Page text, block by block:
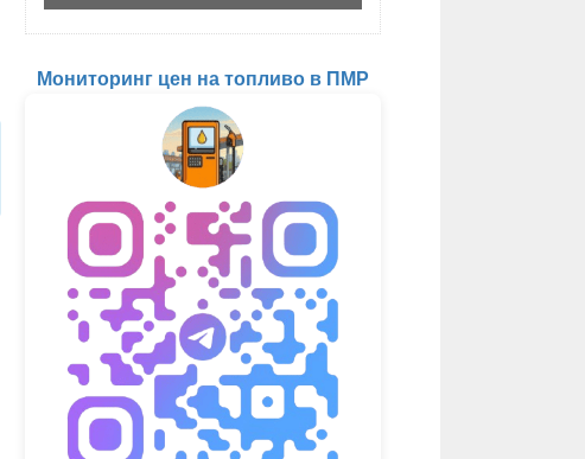
Мониторинг цен на топливо в ПМР